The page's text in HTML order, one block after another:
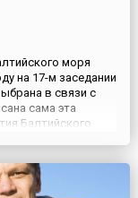
моря
на 17-м заседании
в связи с
сама эта
Балтийского